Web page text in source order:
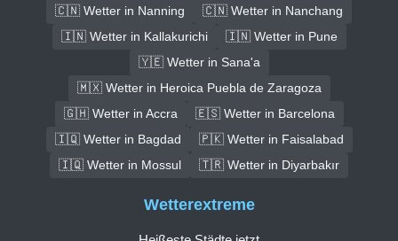
🇨🇳 Wetter in Nanning
🇨🇳 Wetter in Nanchang
🇮🇳 Wetter in Kallakurichi
🇮🇳 Wetter in Pune
🇾🇪 Wetter in Sana'a
🇲🇽 Wetter in Heroica Puebla de Zaragoza
🇬🇭 Wetter in Accra
🇪🇸 Wetter in Barcelona
🇮🇶 Wetter in Bagdad
🇵🇰 Wetter in Faisalabad
🇮🇶 Wetter in Mossul
🇹🇷 Wetter in Diyarbakır
Wetterextreme